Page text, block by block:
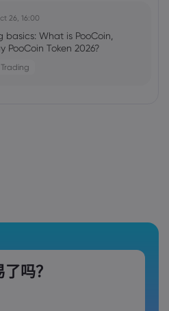
26, 16:00
What is PooCoin,
PooCoin Token 2026?
吗？